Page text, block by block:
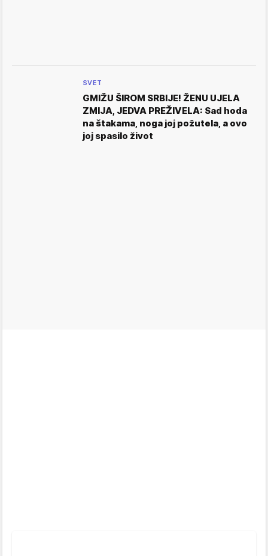
SVET
GMIŽU ŠIROM SRBIJE! ŽENU UJELA
ZMIJA, JEDVA PREŽIVELA: Sad hoda
na štakama, noga joj požutela, a ovo
joj spasilo život